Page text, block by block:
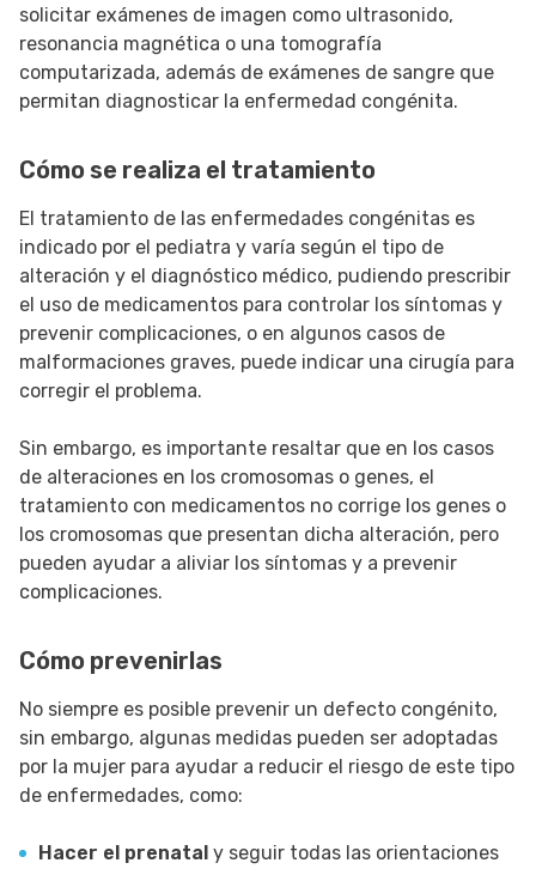
solicitar exámenes de imagen como ultrasonido,
resonancia magnética o una tomografía
computarizada, además de exámenes de sangre que
permitan diagnosticar la enfermedad congénita.
Cómo se realiza el tratamiento
El tratamiento de las enfermedades congénitas es
indicado por el pediatra y varía según el tipo de
alteración y el diagnóstico médico, pudiendo prescribir
el uso de medicamentos para controlar los síntomas y
prevenir complicaciones, o en algunos casos de
malformaciones graves, puede indicar una cirugía para
corregir el problema.
Sin embargo, es importante resaltar que en los casos
de alteraciones en los cromosomas o genes, el
tratamiento con medicamentos no corrige los genes o
los cromosomas que presentan dicha alteración, pero
pueden ayudar a aliviar los síntomas y a prevenir
complicaciones.
Cómo prevenirlas
No siempre es posible prevenir un defecto congénito,
sin embargo, algunas medidas pueden ser adoptadas
por la mujer para ayudar a reducir el riesgo de este tipo
de enfermedades, como:
Hacer el prenatal y seguir todas las orientaciones